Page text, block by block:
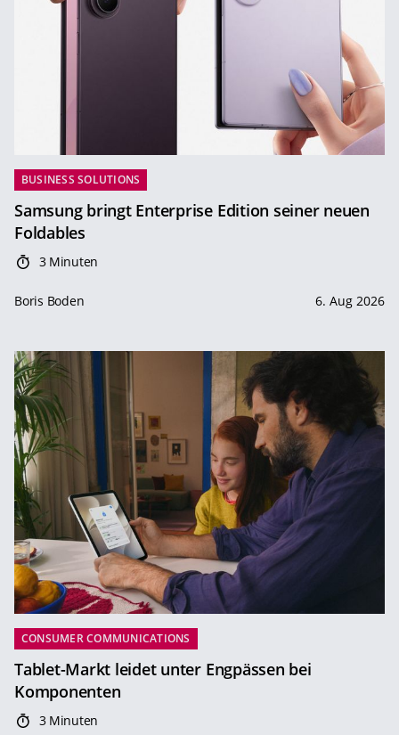
BUSINESS SOLUTIONS
Samsung bringt Enterprise Edition seiner neuen
Foldables
3 Minuten
Boris Boden 6. Aug 2026
CONSUMER COMMUNICATIONS
Tablet-Markt leidet unter Engpässen bei
Komponenten
3 Minuten